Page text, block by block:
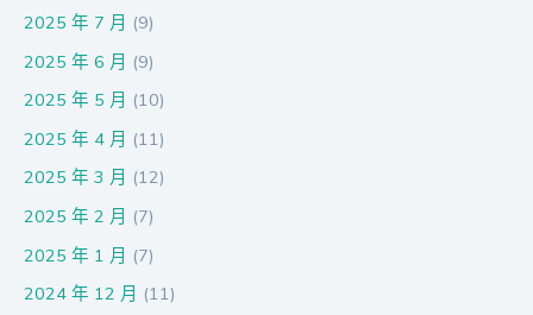
2025 年 7 月 (9)
2025 年 6 月 (9)
2025 年 5 月 (10)
2025 年 4 月 (11)
2025 年 3 月 (12)
2025 年 2 月 (7)
2025 年 1 月 (7)
2024 年 12 月 (11)